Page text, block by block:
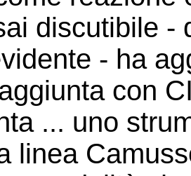
discutibile -
- ha
con
... uno
linea